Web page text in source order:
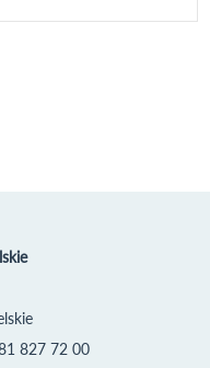
827 72 00